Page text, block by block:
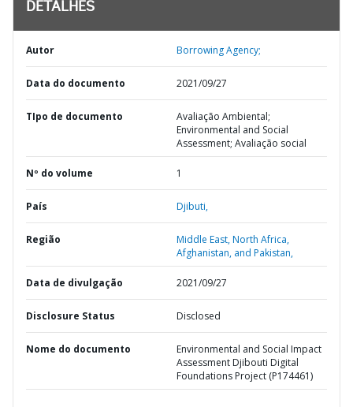
DETALHES
Autor Borrowing Agency;
Data do documento 2021/09/27
TIpo de documento
Avaliação Ambiental;
Environmental and Social
Assessment; Avaliação social
Nº do volume 1
País Djibuti,
Região
Middle East, North Africa,
Afghanistan, and Pakistan,
Data de divulgação 2021/09/27
Disclosure Status Disclosed
Nome do documento
Environmental and Social Impact
Assessment Djibouti Digital
Foundations Project (P174461)